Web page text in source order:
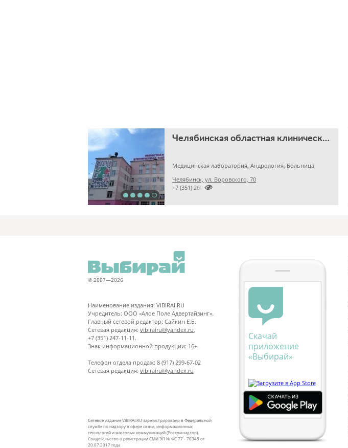
Челябинская областная клиническая больница
Медицинская лаборатория, Андрология, Больница
Челябинск, ул. Воровского, 70

+7 (351) 2609824
© 2007—2026
Наименование издания: VIBIRAI.RU
Учредитель: ООО «Алое Поле Адвертайзинг».
Главный сетевой редактор: Сайкин Е.Б.
Сетевая редакция: vibirairu@yandex.ru
+7 (351) 247-11-11.
Знак информационной продукции: 16+.
Телефон отдела продаж: 8 (917) 299-67-02
Сетевая редакция: vibirairu@yandex.ru
Сетевое издание VIBIRAI.RU зарегистрировано в Федеральной
службе по надзору в сфере связи, информационных
технологий и массовых коммуникаций (Роскомнадзор).
Свидетельство о регистрации СМИ ЭЛ № ФС 77 - 70345 от
20.07.2017 года
Скачай
приложение
«Выбирай»